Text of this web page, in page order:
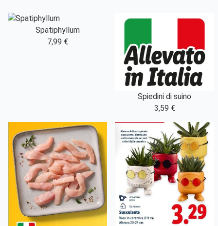
Spatiphyllum
7,99 €
Spiedini di suino
3,59 €